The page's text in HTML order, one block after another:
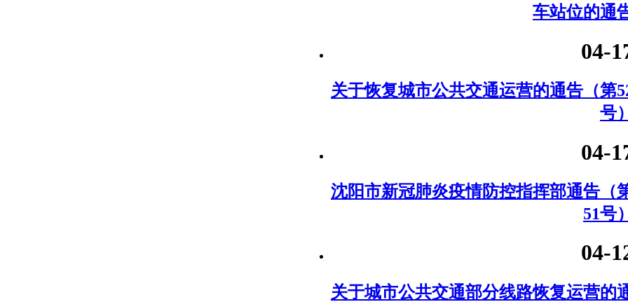
车站位的通
04-
关于恢复城市公共交通运营的通告（第
号）
04-
沈阳市新冠肺炎疫情防控指挥部通告（
51号）
04-
关于城市公共交通部分线路恢复运营的